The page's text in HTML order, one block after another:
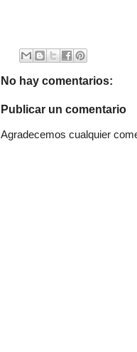
No hay comentarios:
Publicar un comentario
Agradecemos cualquier